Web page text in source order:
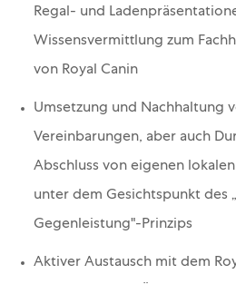
Regal- und
Wissensvermittlung zum
von Royal Canin
Umsetzung und Nachhaltung
Vereinbarungen, aber auch
Abschluss von eigenen
unter dem Gesichtspunkt des
Gegenleistung"-Prinzips
Aktiver Austausch mit dem